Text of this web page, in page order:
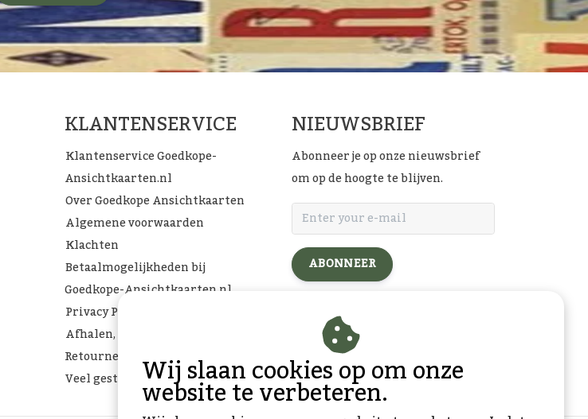
KLANTENSERVICE
Klantenservice Goedkope-
Ansichtkaarten.nl
Over Goedkope Ansichtkaarten
Algemene voorwaarden
Klachten
Betaalmogelijkheden bij
Goedkope-Ansichtkaarten.nl
Privacy Policy
Afhalen, Verzenden of
Retourneren
Veel gestelde vragen
NIEUWSBRIEF
Abonneer je op onze nieuwsbrief
om op de hoogte te blijven.
ABONNEER
Wij slaan cookies op om onze
website te verbeteren.